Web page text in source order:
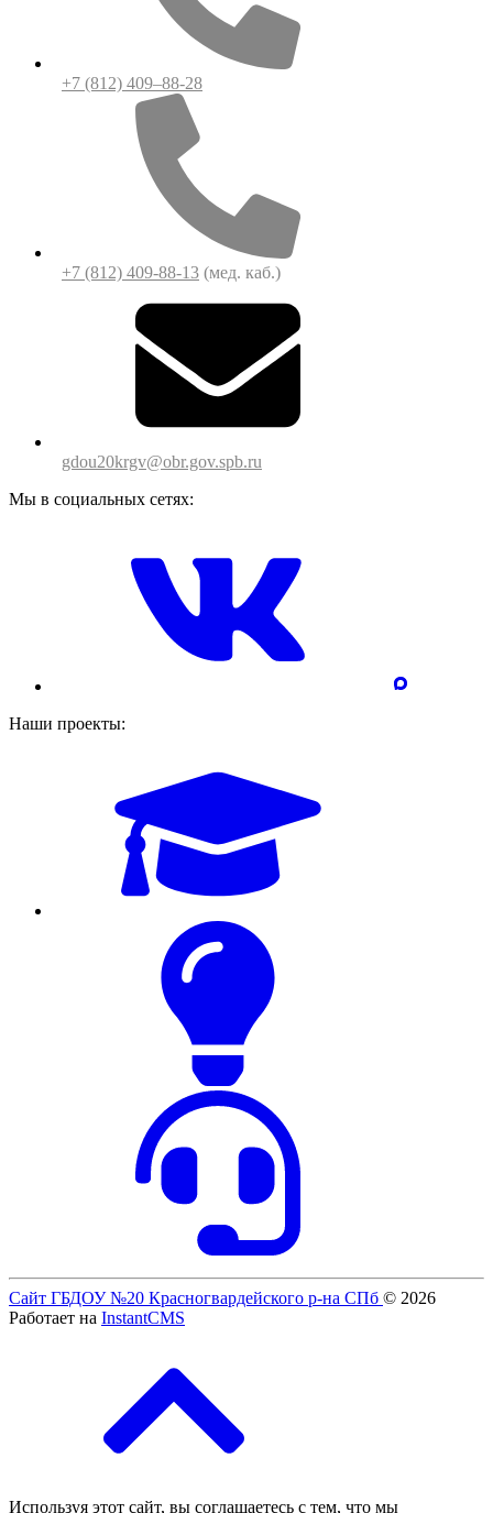
+7 (812) 409–88-28
+7 (812) 409-88-13 (мед. каб.)
gdou20krgv@obr.gov.spb.ru
Мы в социальных сетях:
Наши проекты:
Сайт ГБДОУ №20 Красногвардейского р-на СПб © 2026
Работает на InstantCMS
Используя этот сайт, вы соглашаетесь с тем, что мы